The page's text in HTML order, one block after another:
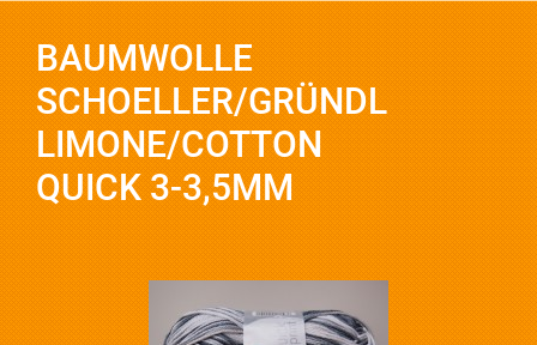
BAUMWOLLE
SCHOELLER/GRÜNDL
LIMONE/COTTON
QUICK 3-3,5MM